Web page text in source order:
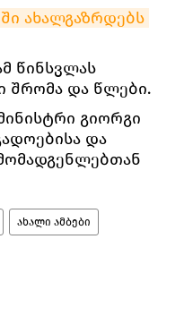
ახალგაზრდებს
წინსვლას
შრომა და წლები.
გიორგი
და
ახალი ამბები